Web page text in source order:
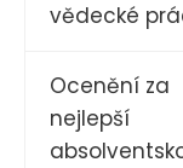
vědecké
Ocenění za
nejlepší